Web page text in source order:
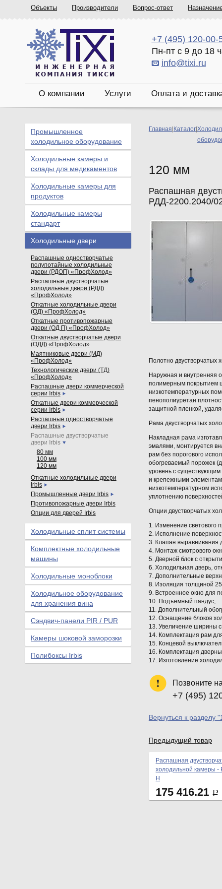
Объекты Производители Вопрос-ответ
+7 (495) 120-00-
Пн-пт с 9 до 18
info@tixi.ru
О компании Услуги Оплата и
Главная Каталог
120 мм
Распашная
РДД-2200.2040/
Полотно двустворчатых
Наружная и внутренняя
полимерным покрытием
низкотемпературных
пенополиуретан
защитной пленкой,
Рама двустворчатых
Накладная рама
эмалями, монтируется
рам без порогового
обогреваемый порожек
уровень с существующим
и крепежными
низкотемпературном
уплотнению
Опции двустворчатых
1. Изменение светового
2. Исполнение
3. Клапан выравнивания
4. Монтаж смотрового
5. Дверной блок с
6. Холодильная дверь,
7. Дополнительные
8. Изоляция толщиной
9. Встроенное окно для
10. Подъемный пандус;
11. Дополнительный
12. Оснащение блоков
13. Увеличение ширины
14. Комплектация рам
15. Концевой
16. Комплектация
17. Изготовление
Позвоните
+7 (495)
Вернуться к разделу
Предыдущий товар
Распашная
холодильной камеры
Н
175 416.21 Р
Промышленное
холодильное оборудование
Холодильные камеры и
склады для медикаментов
Холодильные камеры для
продуктов
Холодильные камеры
стандарт
Холодильные двери
Распашные одностворчатые
полупотайные холодильные
двери (РДОП) «ПрофХолод»
Распашные двустворчатые
холодильные двери (РДД)
«ПрофХолод»
Откатные холодильные двери
(ОД) «ПрофХолод»
Откатные противопожарные
двери (ОД П) «ПрофХолод»
Откатные двустворчатые двери
(ОДД) «ПрофХолод»
Маятниковые двери (МД)
«ПрофХолод»
Технологические двери (ТД)
«ПрофХолод»
Распашные двери коммерческой
серии Irbis
Откатные двери коммерческой
серии Irbis
Распашные одностворчатые
двери Irbis
Распашные двустворчатые
двери Irbis
80 мм
100 мм
120 мм
Откатные холодильные двери
Irbis
Промышленные двери Irbis
Противопожарные двери Irbis
Опции для дверей Irbis
Холодильные сплит системы
Комплектные холодильные
машины
Холодильные моноблоки
Холодильное оборудование
для хранения вина
Сэндвич-панели PIR / PUR
Камеры шоковой заморозки
Полибоксы Irbis